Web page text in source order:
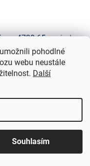
pohodlné
webu neustále
Další
Souhlasím
4780-65+ návrh
zdarma